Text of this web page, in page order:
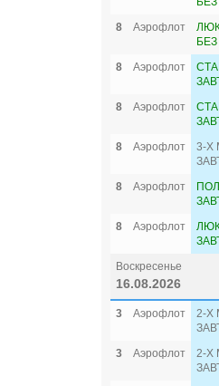
8
Аэрофлот
8
Аэрофлот
8
Аэрофлот
8
Аэрофлот
3-Х
8
Аэрофлот
8
Аэрофлот
Воскресенье
16.08.2026
3 Аэрофлот
2-Х
3
Аэрофлот
2-Х